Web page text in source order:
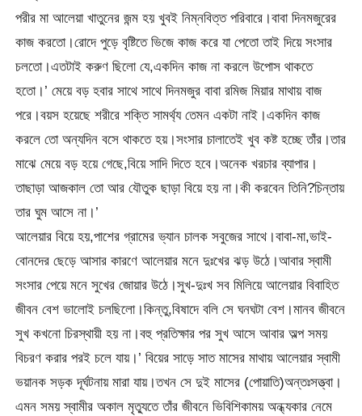
পরীর মা আলেয়া খাতুনের জন্ম হয় খুবই নিম্নবিত্ত পরিবারে।বাবা দিনমজুরের
কাজ করতো।রোদে পুড়ে বৃষ্টিতে ভিজে কাজ করে যা পেতো তাই দিয়ে সংসার
চলতো।এতটাই করুণ ছিলো যে,একদিন কাজ না করলে উপোস থাকতে
হতো।’ মেয়ে বড় হবার সাথে সাথে দিনমজুর বাবা রমিজ মিয়ার মাথায় বাজ
পরে।বয়স হয়েছে শরীরে শক্তি সামর্থ্য তেমন একটা নাই।একদিন কাজ
করলে তো অন্যদিন বসে থাকতে হয়।সংসার চালাতেই খুব কষ্ট হচ্ছে তাঁর।তার
মাঝে মেয়ে বড় হয়ে গেছে,বিয়ে সাদি দিতে হবে।অনেক খরচার ব্যাপার।
তাছাড়া আজকাল তো আর যৌতুক ছাড়া বিয়ে হয় না।কী করবেন তিনি?চিন্তায়
তার ঘুম আসে না।’
আলেয়ার বিয়ে হয়,পাশের গ্রামের ভ্যান চালক সবুজের সাথে।বাবা-মা,ভাই-
বোনদের ছেড়ে আসার কারণে আলেয়ার মনে দুঃখের ঝড় উঠে।আবার স্বামী
সংসার পেয়ে মনে সুখের জোয়ার উঠে।সুখ-দুঃখ সব মিলিয়ে আলেয়ার বিবাহিত
জীবন বেশ ভালোই চলছিলো।কিন্তু,বিষাদে বলি সে ঘনঘটা বেশ।মানব জীবনে
সুখ কখনো চিরস্থায়ী হয় না।বহু প্রতিক্ষার পর সুখ আসে আবার অল্প সময়
বিচরণ করার পরই চলে যায়।’ বিয়ের সাড়ে সাত মাসের মাথায় আলেয়ার স্বামী
ভয়ানক সড়ক দূর্ঘটনায় মারা যায়।তখন সে দুই মাসের (পোয়াতি)অন্তঃসত্ত্বা।
এমন সময় স্বামীর অকাল মৃত্যুতে তাঁর জীবনে ভিবিশিকাময় অন্ধ্যকার নেমে